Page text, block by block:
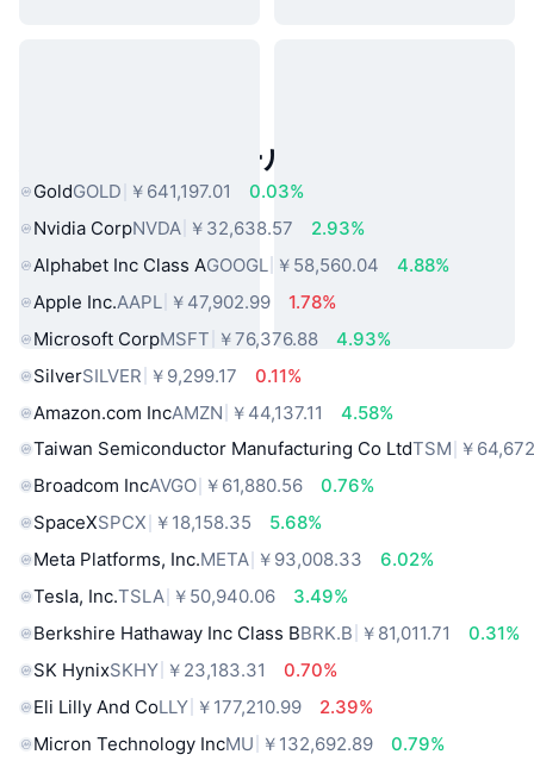
人気のリアルワールドアセット
GoldGOLD ￥641,197.01
0.03%
Nvidia CorpNVDA ￥32,638.57
2.93%
Alphabet Inc Class AGOOGL ￥58,560.04
4.88%
Apple Inc.AAPL ￥47,902.99
1.78%
Microsoft CorpMSFT ￥76,376.88
4.93%
SilverSILVER ￥9,299.17
0.11%
Amazon.com IncAMZN ￥44,137.11
4.58%
Taiwan Semiconductor Manufacturing Co LtdTSM ￥
Broadcom IncAVGO ￥61,880.56
0.76%
SpaceXSPCX ￥18,158.35
5.68%
Meta Platforms, Inc.META ￥93,008.33
6.02%
Tesla, Inc.TSLA ￥50,940.06
3.49%
Berkshire Hathaway Inc Class BBRK.B ￥81,011.71
0.31%
SK HynixSKHY ￥23,183.31
0.70%
Eli Lilly And CoLLY ￥177,210.99
2.39%
Micron Technology IncMU ￥132,692.89
0.79%